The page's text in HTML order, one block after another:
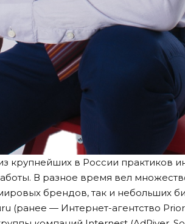
крупнейших в России практиков
В разное время вел
брендов, так и небольших
(ранее — Интернет-агентство